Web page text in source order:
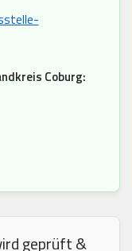
Coburg:
geprüft &